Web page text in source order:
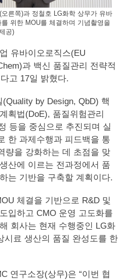
른쪽)과 정철호 LG화학 상무가 유바
위한 MOU를 체결하며 기념촬영을
공)
유바이오로직스(EU
과 백신 품질관리 전략적
고 17일 밝혔다.
by Design, QbD) 핵
획법(DoE), 품질위험관리
등을 중심으로 추진되며 실
한 과제수행과 피드백을 통
량을 강화하는 데 초점을 맞
산에 이르는 전과정에서 품
는 기반을 구축할 계획이다.
체결을 기반으로 R&D 및
입하고 CMO 운영 고도화를
회사는 현재 수행중인 LG화
시료 생산의 품질 완성도를 한
연구소장(상무)은 “이번 협